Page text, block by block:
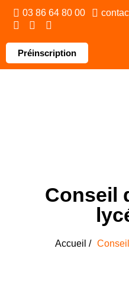
Panneau de gestion des
03 86 64 80 00
Préinscription
Conseil
Accueil /